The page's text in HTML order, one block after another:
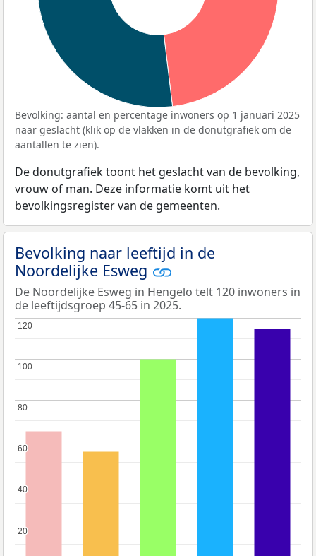
Bevolking: aantal en percentage inwoners op 1 januari 2025
naar geslacht (klik op de vlakken in de donutgrafiek om de
aantallen te zien).
De donutgrafiek toont het geslacht van de bevolking,
vrouw of man. Deze informatie komt uit het
bevolkingsregister van de gemeenten.
Bevolking naar leeftijd in de
Noordelijke Esweg
De Noordelijke Esweg in Hengelo telt 120 inwoners in
de leeftijdsgroep 45-65 in 2025.
20
20
40
40
60
60
80
80
100
100
120
120